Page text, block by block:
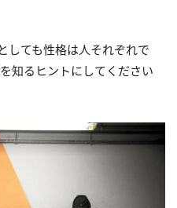
しても性格は人それぞれで
知るヒントにしてください